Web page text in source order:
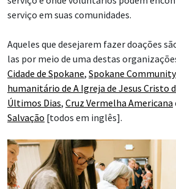
serviço em suas comunidades.
Aqueles que desejarem fazer doações
las por meio de uma destas
Cidade de Spokane, Spokane
humanitário de A Igreja de Jesus Cristo
Últimos Dias, Cruz Vermelha Americana
Salvação [todos em inglês].